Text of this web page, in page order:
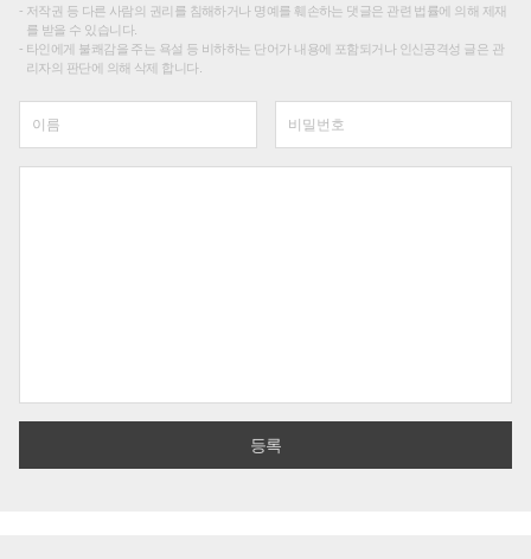
저작권 등 다른 사람의 권리를 침해하거나 명예를 훼손하는 댓글은 관련 법률에 의해 제재
를 받을 수 있습니다.
타인에게 불쾌감을 주는 욕설 등 비하하는 단어가 내용에 포함되거나 인신공격성 글은 관
리자의 판단에 의해 삭제 합니다.